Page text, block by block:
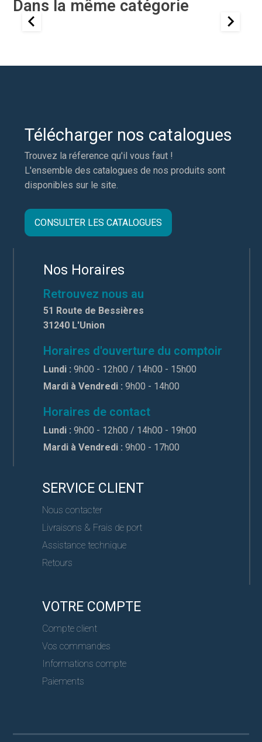
Dans la même catégorie
Télécharger nos catalogues
Trouvez la réference qu'il vous faut !
L'ensemble des catalogues de nos produits sont
disponibles sur le site.
CONSULTER LES CATALOGUES
Nos Horaires
Retrouvez nous au
51 Route de Bessières
31240 L'Union
Horaires d'ouverture du comptoir
Lundi : 9h00 - 12h00 / 14h00 - 15h00
Mardi à Vendredi : 9h00 - 14h00
Horaires de contact
Lundi : 9h00 - 12h00 / 14h00 - 19h00
Mardi à Vendredi : 9h00 - 17h00
SERVICE CLIENT
Nous contacter
Livraisons & Frais de port
Assistance technique
Retours
VOTRE COMPTE
Compte client
Vos commandes
Informations compte
Paiements